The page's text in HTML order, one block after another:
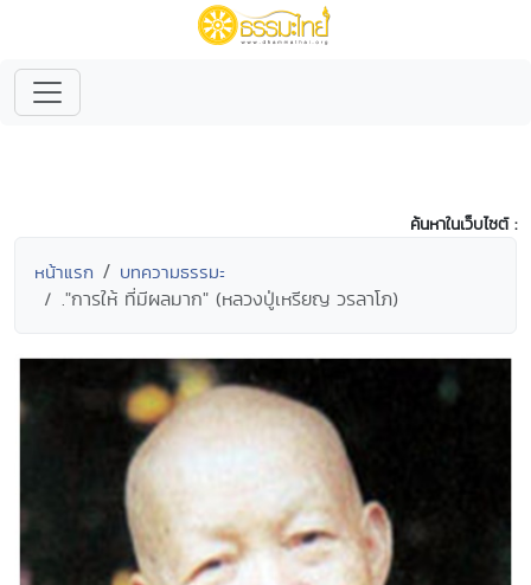
ค้นหาในเว็บไซต์ :
หน้าแรก บทความธรรมะ
."การให้ ที่มีผลมาก" (หลวงปู่เหรียญ วรลาโภ)